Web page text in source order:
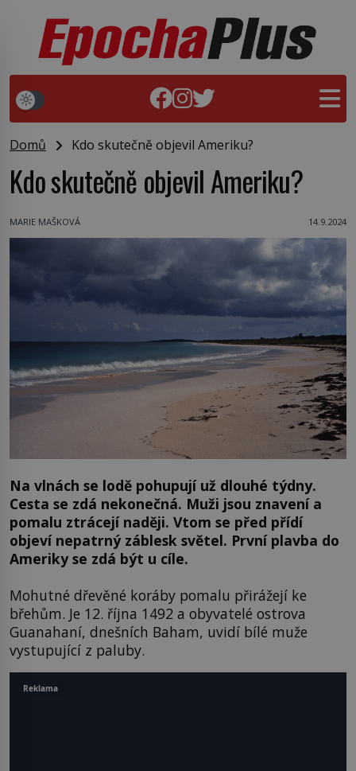
Domů Kdo skutečně objevil Ameriku?
Kdo skutečně objevil Ameriku?
MARIE MAŠKOVÁ 14.9.2024
Na vlnách se lodě pohupují už dlouhé týdny.
Cesta se zdá nekonečná. Muži jsou znavení a
pomalu ztrácejí naději. Vtom se před přídí
objeví nepatrný záblesk světel. První plavba do
Ameriky se zdá být u cíle.
Mohutné dřevěné koráby pomalu přirážejí ke
břehům. Je 12. října 1492 a obyvatelé ostrova
Guanahaní, dnešních Baham, uvidí bílé muže
vystupující z paluby.
Reklama